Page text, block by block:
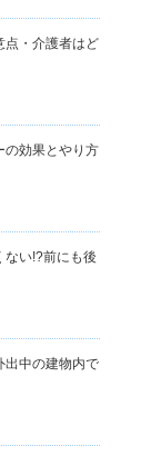
点・介護者はど
の効果とやり方
ない!?前にも後
出中の建物内で